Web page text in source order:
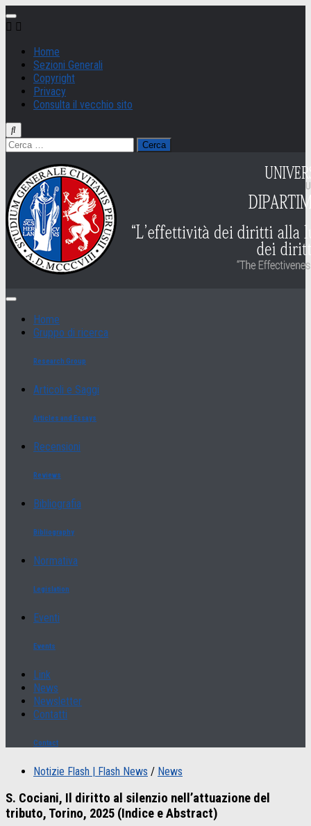
Salta
al
Home
Sezioni Generali
Copyright
Privacy
Consulta il vecchio sito
Ricerca
per:
Home
Gruppo di ricerca
Research Group
Articoli e Saggi
Articles and Essays
Recensioni
Reviews
Bibliografia
Bibliography
Normativa
Legislation
Eventi
Events
Link
News
Newsletter
Contatti
Contact
Notizie Flash | Flash News / News
S. Cociani, Il diritto al silenzio nell’attuazione del
tributo, Torino, 2025 (Indice e Abstract)